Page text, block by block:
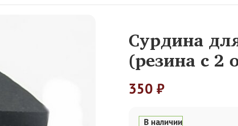
Сурдина
(резина с 2
350 ₽
В наличии